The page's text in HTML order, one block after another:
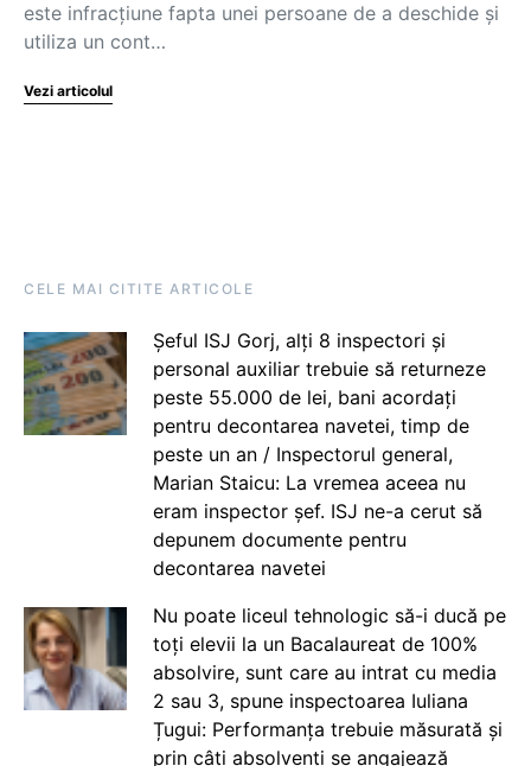
este infracţiune fapta unei persoane de a deschide şi
utiliza un cont…
Vezi articolul
CELE MAI CITITE ARTICOLE
Șeful ISJ Gorj, alți 8 inspectori și
personal auxiliar trebuie să returneze
peste 55.000 de lei, bani acordați
pentru decontarea navetei, timp de
peste un an / Inspectorul general,
Marian Staicu: La vremea aceea nu
eram inspector șef. ISJ ne-a cerut să
depunem documente pentru
decontarea navetei
Nu poate liceul tehnologic să-i ducă pe
toți elevii la un Bacalaureat de 100%
absolvire, sunt care au intrat cu media
2 sau 3, spune inspectoarea Iuliana
Țugui: Performanța trebuie măsurată și
prin câți absolvenți se angajează